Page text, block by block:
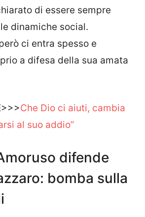
di essere sempre
dinamiche social.
ci entra spesso e
a difesa della sua amata
Che Dio ci aiuti, cambia
al suo addio”
difende
bomba sulla